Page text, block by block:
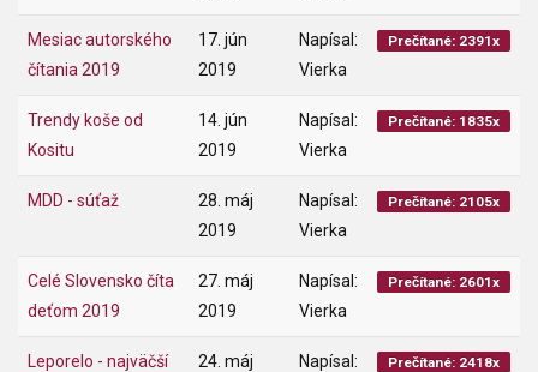
Mesiac autorského
čítania 2019
17. jún
2019
Napísal:
Vierka
Prečítané: 2391x
Trendy koše od
Kositu
14. jún
2019
Napísal:
Vierka
Prečítané: 1835x
MDD - súťaž
28. máj
2019
Napísal:
Vierka
Prečítané: 2105x
Celé Slovensko číta
deťom 2019
27. máj
2019
Napísal:
Vierka
Prečítané: 2601x
Leporelo - najväčší
24. máj
Napísal:
Prečítané: 2418x